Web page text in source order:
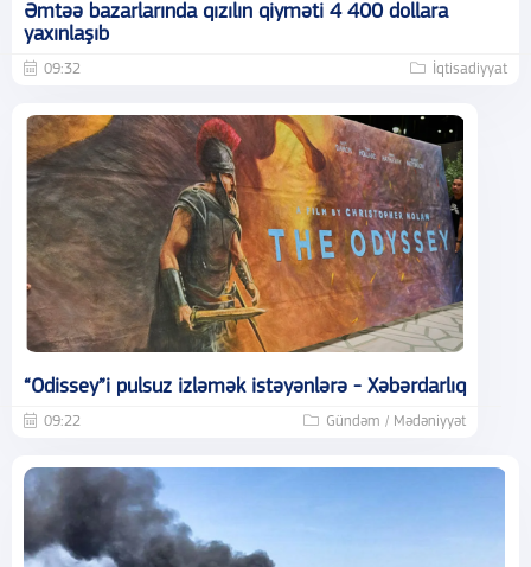
Əmtəə bazarlarında qızılın qiyməti 4 400 dollara
yaxınlaşıb
09:32 İqtisadiyyat
“Odissey”i pulsuz izləmək istəyənlərə - Xəbərdarlıq
09:22 Gündəm / Mədəniyyət